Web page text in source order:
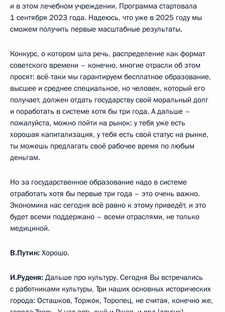
и в этом лечебном учреждении. Программа стартовала
1 сентября 2023 года. Надеюсь, что уже в 2025 году мы
сможем получить первые масштабные результаты.
Конкурс, о котором шла речь, распределение как формат
советского времени – конечно, многие отрасли об этом
просят: всё-таки мы гарантируем бесплатное образование,
высшее и среднее специальное, но человек, который его
получает, должен отдать государству свой моральный долг
и поработать в системе хотя бы три года. А дальше –
пожалуйста, можно пойти на рынок: у тебя уже есть
хорошая капитализация, у тебя есть свой статус на рынке,
ты можешь предлагать своё рабочее время по любым
деньгам.
Но за государственное образование надо в системе
отработать хотя бы первые три года – это очень важно.
Экономика нас сегодня всё равно к этому приведёт, и это
будет всеми поддержано – всеми отраслями, не только
медициной.
В.Путин: Хорошо.
И.Руденя: Дальше про культуру. Сегодня Вы встречались
с работниками культуры. Три наших основных исторических
города: Осташков, Торжок, Торопец, не считая, конечно же,